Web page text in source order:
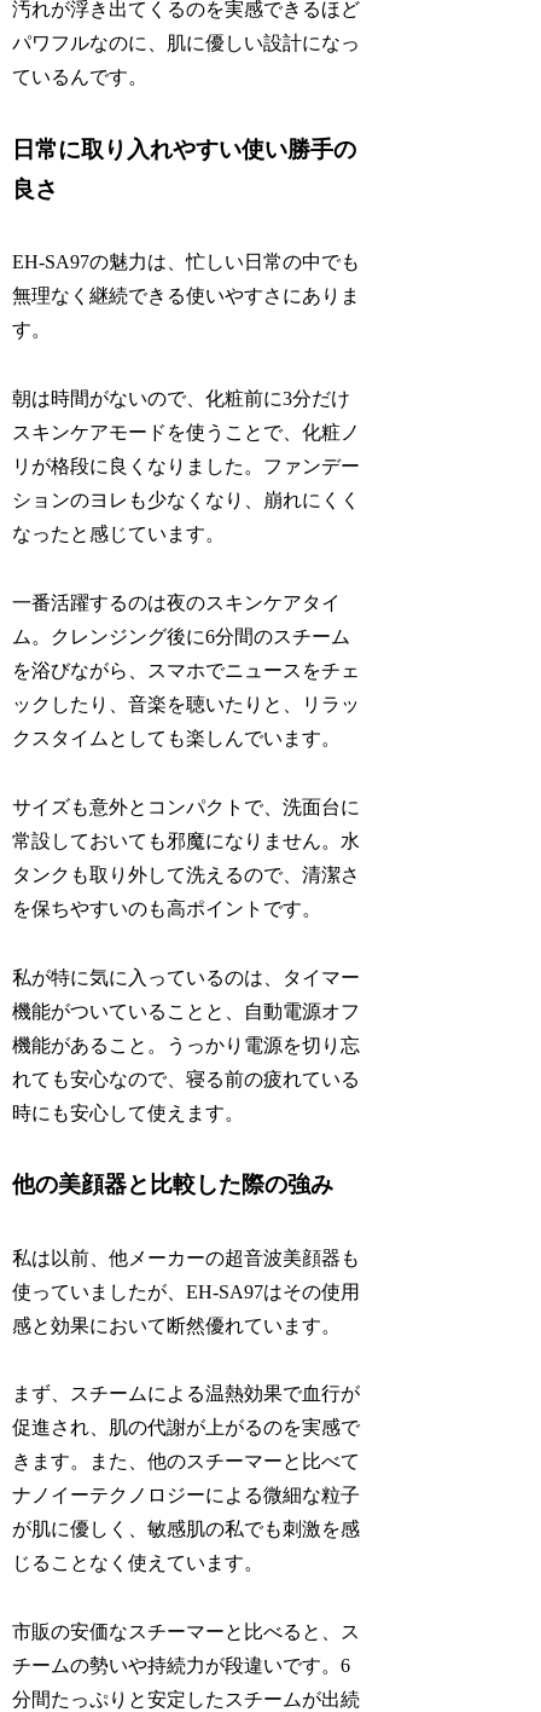
汚れが浮き出てくるのを実感できるほど
パワフルなのに、肌に優しい設計になっ
ているんです。
日常に取り入れやすい使い勝手の
良さ
EH-SA97の魅力は、忙しい日常の中でも
無理なく継続できる使いやすさにありま
す。
朝は時間がないので、化粧前に3分だけ
スキンケアモードを使うことで、化粧ノ
リが格段に良くなりました。ファンデー
ションのヨレも少なくなり、崩れにくく
なったと感じています。
一番活躍するのは夜のスキンケアタイ
ム。クレンジング後に6分間のスチーム
を浴びながら、スマホでニュースをチェ
ックしたり、音楽を聴いたりと、リラッ
クスタイムとしても楽しんでいます。
サイズも意外とコンパクトで、洗面台に
常設しておいても邪魔になりません。水
タンクも取り外して洗えるので、清潔さ
を保ちやすいのも高ポイントです。
私が特に気に入っているのは、タイマー
機能がついていることと、自動電源オフ
機能があること。うっかり電源を切り忘
れても安心なので、寝る前の疲れている
時にも安心して使えます。
他の美顔器と比較した際の強み
私は以前、他メーカーの超音波美顔器も
使っていましたが、EH-SA97はその使用
感と効果において断然優れています。
まず、スチームによる温熱効果で血行が
促進され、肌の代謝が上がるのを実感で
きます。また、他のスチーマーと比べて
ナノイーテクノロジーによる微細な粒子
が肌に優しく、敏感肌の私でも刺激を感
じることなく使えています。
市販の安価なスチーマーと比べると、ス
チームの勢いや持続力が段違いです。6
分間たっぷりと安定したスチームが出続